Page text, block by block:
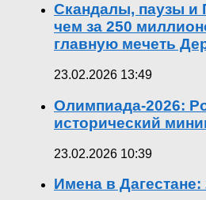
Скандалы, паузы и
чем за 250
главную мечеть
23.02.2026 13:49
Олимпиада-2026:
исторический
23.02.2026 10:39
Имена в Дагестане: